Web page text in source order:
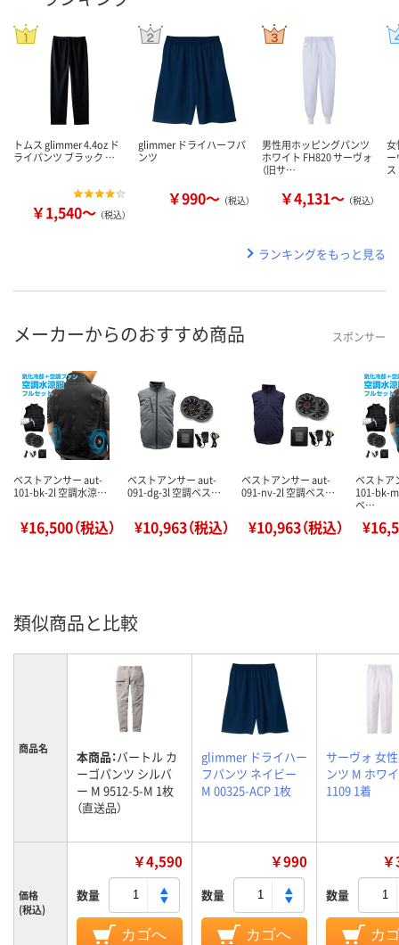
トムス glimmer 4.4oz ド
ライパンツ ブラック …
￥1,540～ （税込）
glimmer ドライハーフパ
ンツ
￥990～ （税込）
男性用ホッピングパンツ
ホワイト FH820 サーヴォ
（旧サ…
￥4,131～ （税込）
女
ー
ス
ランキングをもっと見る
メーカーからのおすすめ商品 スポンサー
ベストアンサー aut-
101-bk-2l 空調水涼…
¥16,500（税込）
ベストアンサー aut-
091-dg-3l 空調ベス…
¥10,963（税込）
ベストアンサー aut-
091-nv-2l 空調ベス…
¥10,963（税込）
ベストア
101-bk-
ベ…
類似商品と比較
商品名 本商品：バートル カ
ーゴパンツ シルバ
ー M 9512-5-M 1枚
（直送品）
glimmer ドライハー
フパンツ ネイビー
M 00325-ACP 1枚
サーヴォ 女
ンツ M ホワ
1109 1着
価格
(税込)
￥4,590
数量
カゴへ
￥990
数量
カゴへ
数量
カ